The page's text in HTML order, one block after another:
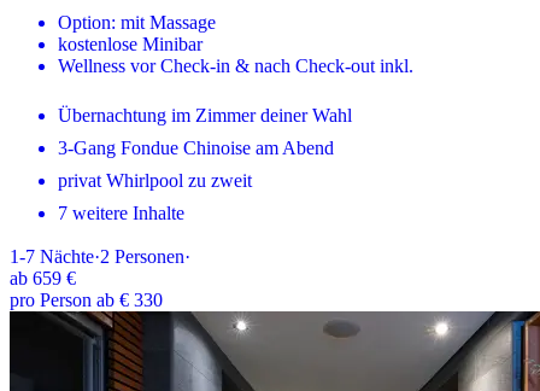
Option: mit Massage
kostenlose Minibar
Wellness vor Check-in & nach Check-out inkl.
Übernachtung im Zimmer deiner Wahl
3-Gang Fondue Chinoise am Abend
privat Whirlpool zu zweit
7 weitere Inhalte
1-7 Nächte·2 Personen·
ab 659 €
pro Person ab € 330